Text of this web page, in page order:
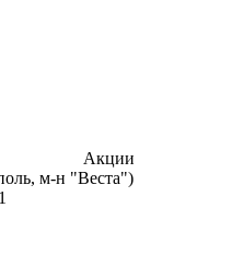
Акции
м-н "Веста")